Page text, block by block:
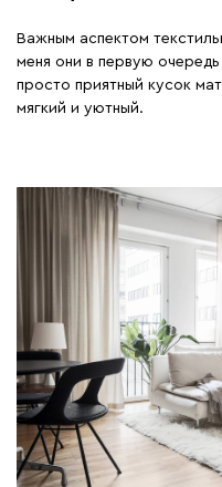
Важным аспектом
меня они в первую
просто приятный кусок
мягкий и уютный.